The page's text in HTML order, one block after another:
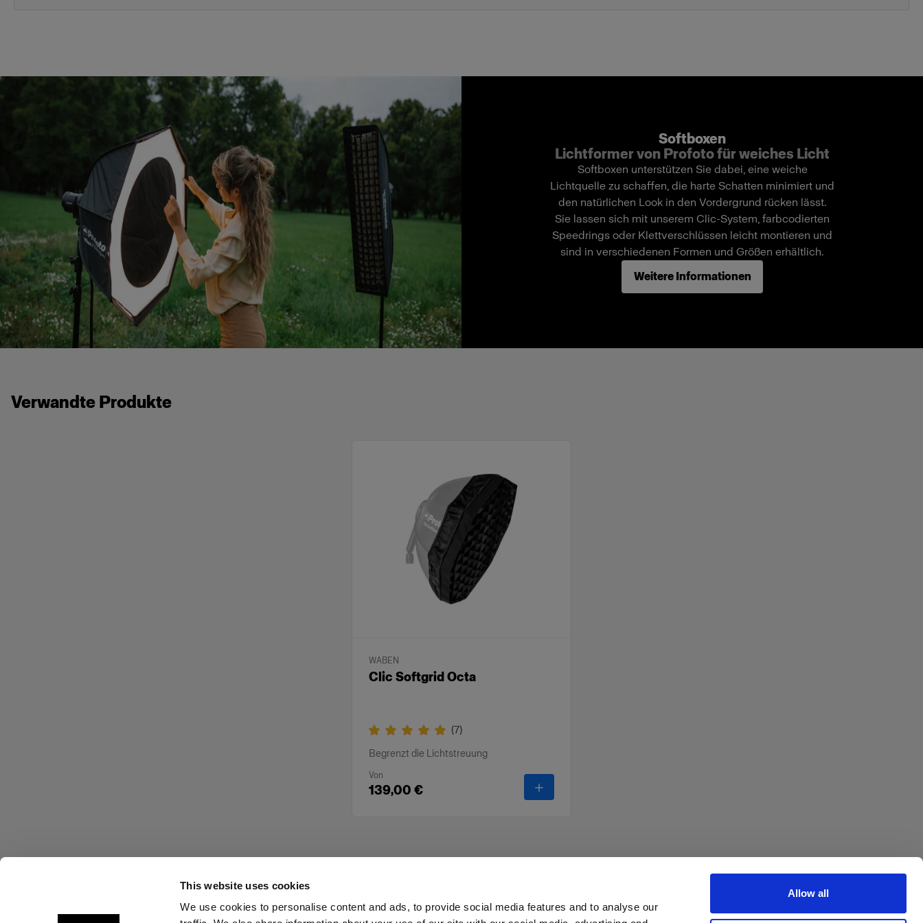
This website uses cookies
We use cookies to personalise content and ads, to provide social media features and to analyse our
Allow all
Softboxen
Lichtformer von Profoto für weiches Licht
Softboxen unterstützen Sie dabei, eine weiche
Lichtquelle zu schaffen, die harte Schatten minimiert und
den natürlichen Look in den Vordergrund rücken lässt.
Sie lassen sich mit unserem Clic-System, farbcodierten
Speedrings oder Klettverschlüssen leicht montieren und
sind in verschiedenen Formen und Größen erhältlich.
Weitere Informationen
Verwandte Produkte
WABEN
Clic Softgrid Octa
(7)
Begrenzt die Lichtstreuung
Von
139,00 €